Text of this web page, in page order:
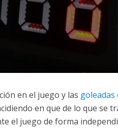
en el juego y las goleadas
en que de lo que se
el juego de forma